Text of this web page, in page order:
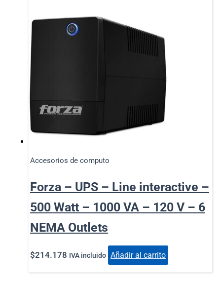
Accesorios de computo
Forza – UPS – Line interactive –
500 Watt – 1000 VA – 120 V – 6
NEMA Outlets
$214.178 IVA incluido Añadir al carrito